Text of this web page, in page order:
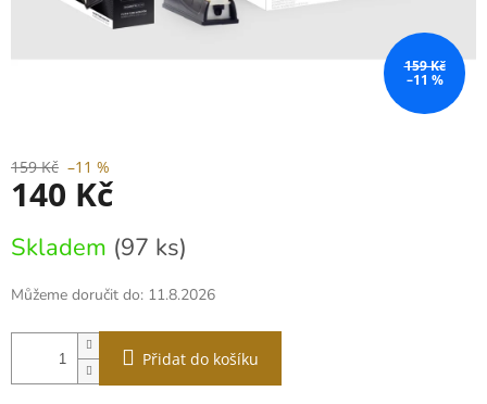
159 Kč
–11 %
159 Kč –11 %
140 Kč
cena:
Skladem (97 ks)
Můžeme doručit do: 11.8.2026
Přidat do košíku